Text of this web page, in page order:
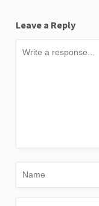
Leave a Reply